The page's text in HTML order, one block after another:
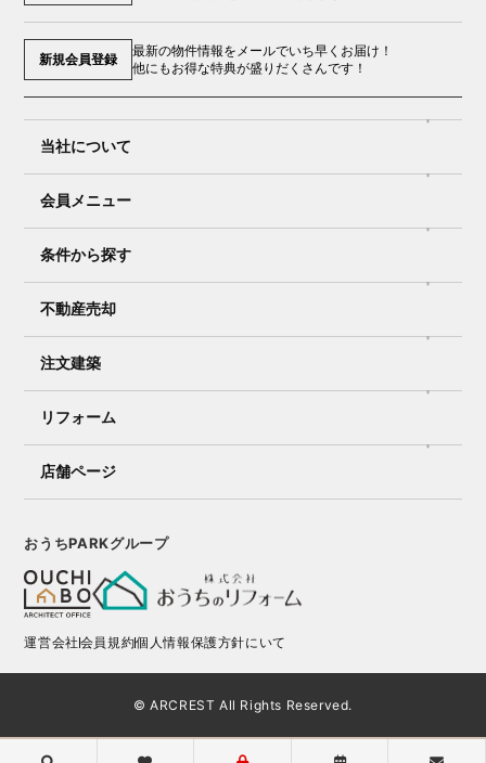
新規会員登録
最新の物件情報をメールでいち早くお届け！
他にもお得な特典が盛りだくさんです！
当社について
会員メニュー
条件から探す
不動産売却
注文建築
リフォーム
店舗ページ
おうちPARKグループ
運営会社会員規約個人情報保護方針にいて
© ARCREST All Rights Reserved.